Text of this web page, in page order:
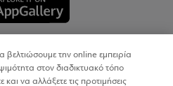
© 2026
βελτιώσουμε την online εμπειρία
στον διαδικτυακό τόπο
και να αλλάξετε τις προτιμήσεις